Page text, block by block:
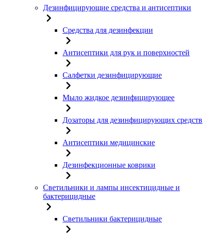
Дезинфицирующие средства и антисептики
Средства для дезинфекции
Антисептики для рук и поверхностей
Салфетки дезинфицирующие
Мыло жидкое дезинфицирующее
Дозаторы для дезинфицирующих средств
Антисептики медицинские
Дезинфекционные коврики
Светильники и лампы инсектицидные и
бактерицидные
Светильники бактерицидные